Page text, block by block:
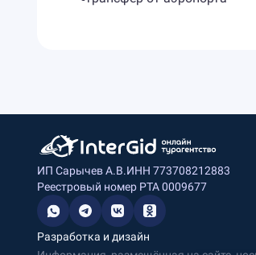
ИП Сарычев А.В.ИНН 773708212883
Реестровый номер РТА 0009677
Разработка и дизайн